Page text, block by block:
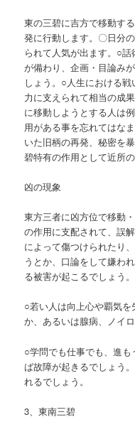
東の三碧に吉方で移動す
発に行動します。〇日分
られて人気が出ます。○
が備わり、企画・目論み
しょう。○人生における
力に支えられて相当の成
に移動しようとする人は
用がある事を忘れてはな
いた旧柄の再発、秘密を
碧特有の作用として近所
凶の現象
東方三者に凶方位で移動
の作用に支配されて、誤
によって傷つけられたり
うとか、口論をして嫌わ
る被害が起こるでしょう。
○若い人は向上心や覇気
か、あるいは腺病、ノイ
○学問でも仕事でも、進
ば故障が起きるでしょう
れるでしょう。
3、東南三碧